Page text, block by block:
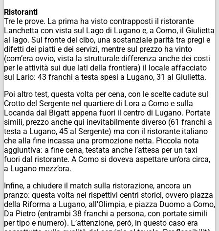
Ristoranti
Tre le prove. La prima ha visto contrapposti il ristorante
Lanchetta con vista sul Lago di Lugano e, a Como, il Giulietta
al lago. Sul fronte del cibo, una sostanziale parità tra pregi e
difetti dei piatti e dei servizi, mentre sul prezzo ha vinto
(com’era ovvio, vista la strutturale differenza anche dei costi
per le attività sui due lati della frontiera) il locale affacciato
sul Lario: 43 franchi a testa spesi a Lugano, 31 al Giulietta.
Poi altro test, questa volta per cena, con le scelte cadute sul
Crotto del Sergente nel quartiere di Lora a Como e sulla
Locanda dal Bigatt appena fuori il centro di Lugano. Portate
simili, prezzo anche qui inevitabilmente diverso (61 franchi a
testa a Lugano, 45 al Sergente) ma con il ristorante italiano
che alla fine incassa una promozione netta. Piccola nota
aggiuntiva: a fine cena, testata anche l’attesa per un taxi
fuori dal ristorante. A Como si doveva aspettare un’ora circa,
a Lugano mezz’ora.
Infine, a chiudere il match sulla ristorazione, ancora un
pranzo: questa volta nei rispettivi centri storici, ovvero piazza
della Riforma a Lugano, all’Olimpia, e piazza Duomo a Como,
Da Pietro (entrambi 38 franchi a persona, con portate simili
per tipo e numero). L’attenzione, però, in questo caso era